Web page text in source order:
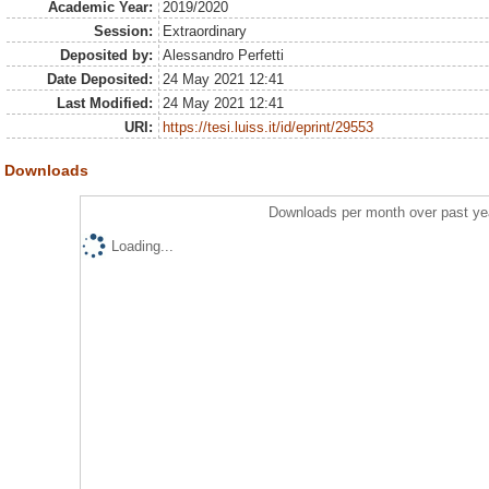
Academic Year:
2019/2020
Session:
Extraordinary
Deposited by:
Alessandro Perfetti
Date Deposited:
24 May 2021 12:41
Last Modified:
24 May 2021 12:41
URI:
https://tesi.luiss.it/id/eprint/29553
Downloads
Downloads per month over past
Loading...